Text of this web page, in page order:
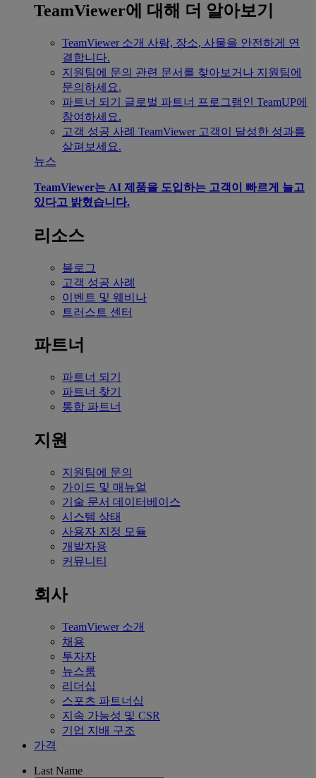
TeamViewer에 대해 더 알아보기
TeamViewer 소개 사람, 장소, 사물을 안전하게 연
결합니다.
지원팀에 문의 관련 문서를 찾아보거나 지원팀에
문의하세요.
파트너 되기
글로벌 파트너 프로그램인 TeamUP에
참여하세요.
고객 성공 사례 TeamViewer 고객이 달성한 성과를
살펴보세요.
뉴스
TeamViewer는 AI 제품을 도입하는 고객이 빠르게 늘고
있다고 밝혔습니다.
리소스
블로그
고객 성공 사례
이벤트 및 웨비나
트러스트 센터
파트너
파트너 되기
파트너 찾기
통합 파트너
지원
지원팀에 문의
가이드 및 매뉴얼
기술 문서 데이터베이스
시스템 상태
사용자 지정 모듈
개발자용
커뮤니티
회사
TeamViewer 소개
채용
투자자
뉴스룸
리더십
스포츠 파트너십
지속 가능성 및 CSR
기업 지배 구조
가격
Last Name